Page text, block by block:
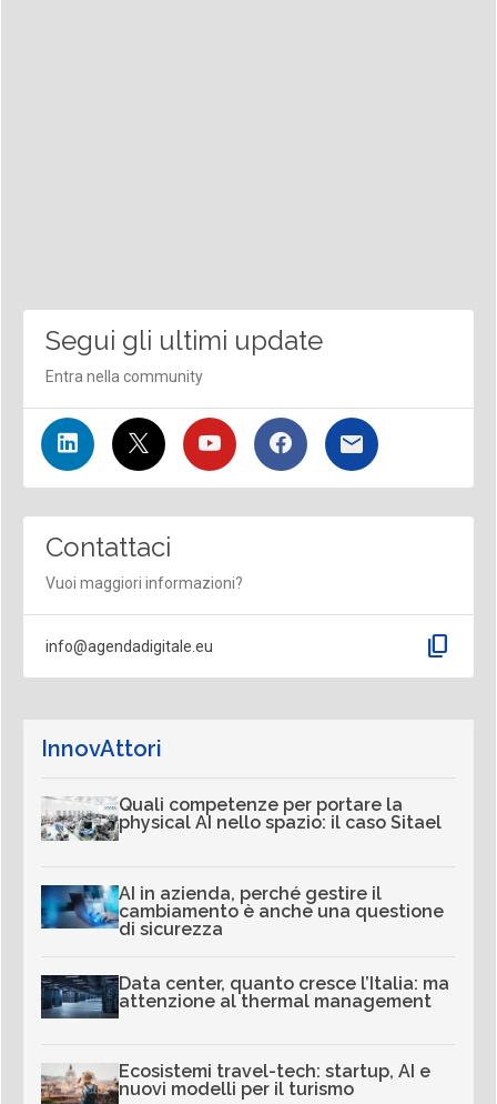
Segui gli ultimi update
Entra nella community
Contattaci
Vuoi maggiori informazioni?
info@agendadigitale.eu content_copy
InnovAttori
Quali competenze per portare la
physical AI nello spazio: il caso Sitael
AI in azienda, perché gestire il
cambiamento è anche una questione
di sicurezza
Data center, quanto cresce l’Italia: ma
attenzione al thermal management
Ecosistemi travel-tech: startup, AI e
nuovi modelli per il turismo